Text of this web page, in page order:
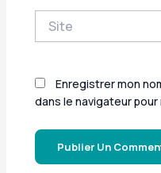
Enregistrer mon
dans le navigateur